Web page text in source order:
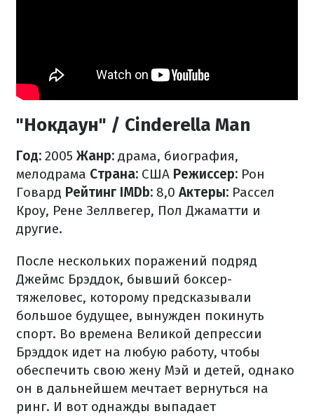
"Нокдаун" / Cinderella Man
Год: 2005 Жанр: драма, биография,
мелодрама Страна: США Режиссер: Рон
Говард Рейтинг IMDb: 8,0 Актеры: Рассел
Кроу, Рене Зеллвегер, Пол Джаматти и
другие.
После нескольких поражений подряд
Джеймс Брэддок, бывший боксер-
тяжеловес, которому предсказывали
большое будущее, вынужден покинуть
спорт. Во времена Великой депрессии
Брэддок идет на любую работу, чтобы
обеспечить свою жену Мэй и детей, однако
он в дальнейшем мечтает вернуться на
ринг. И вот однажды выпадает